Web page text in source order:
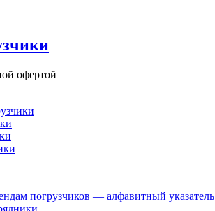
офертой
погрузчиков — алфавитный указатель